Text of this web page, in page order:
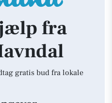
fra
gratis bud fra lokale